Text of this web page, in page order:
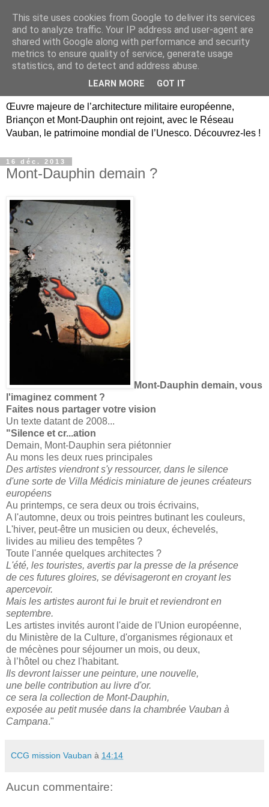
Briançon, Mont-Dauphin,
Vauban Unesco Hautes-
Œuvre majeure de l’architecture militaire européenne,
Briançon et Mont-Dauphin ont rejoint, avec le Réseau
Vauban, le patrimoine mondial de l’Unesco. Découvrez-les !
16 déc. 2013
Mont-Dauphin demain ?
Mont-Dauphin demain, vous
l'imaginez comment ?
Faites nous partager votre vision
Un texte datant de 2008...
"Silence et cr...ation
Demain, Mont-Dauphin sera piétonnier
Au mons les deux rues principales
Des artistes viendront s'y ressourcer, dans le silence
d'une sorte de Villa Médicis miniature de jeunes créateurs
européens
Au printemps, ce sera deux ou trois écrivains,
A l'automne, deux ou trois peintres butinant les couleurs,
L'hiver, peut-être un musicien ou deux, échevelés,
livides au milieu des tempêtes ?
Toute l'année quelques architectes ?
L'été, les touristes, avertis par la presse de la présence
de ces futures gloires, se dévisageront en croyant les
apercevoir.
Mais les artistes auront fui le bruit et reviendront en
septembre.
Les artistes invités auront l'aide de l'Union européenne,
du Ministère de la Culture, d'organismes régionaux et
de mécènes pour séjourner un mois, ou deux,
à l’hôtel ou chez l'habitant.
Ils devront laisser une peinture, une nouvelle,
une belle contribution au livre d'or.
ce sera la collection de Mont-Dauphin,
exposée au petit musée dans la chambrée Vauban à
Campana."
CCG mission Vauban à 14:14
Aucun commentaire:
This site uses cookies from Google to deliver its services
and to analyze traffic. Your IP address and user-agent are
shared with Google along with performance and security
metrics to ensure quality of service, generate usage
statistics, and to detect and address abuse.
LEARN MORE GOT IT